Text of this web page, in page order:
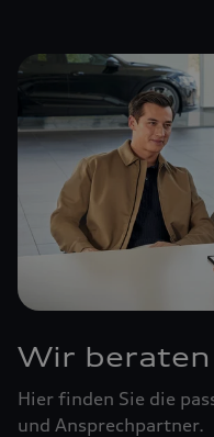
Wir beraten
Hier finden Sie die
und Ansprechpartner.